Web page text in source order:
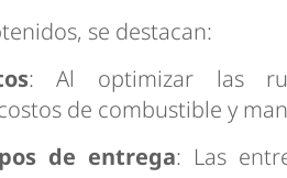
se destacan:
: Al optimizar las
de combustible y
de entrega: Las